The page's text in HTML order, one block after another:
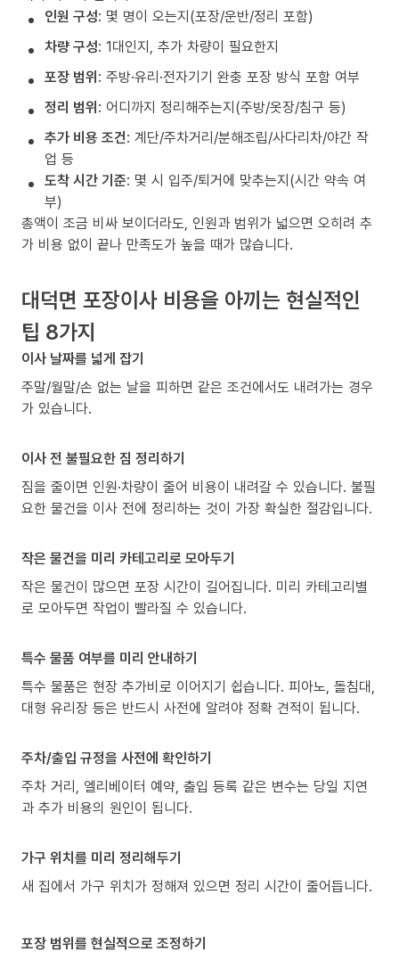
인원 구성: 몇 명이 오는지(포장/운반/정리 포함)
차량 구성: 1대인지, 추가 차량이 필요한지
포장 범위: 주방·유리·전자기기 완충 포장 방식 포함 여부
정리 범위: 어디까지 정리해주는지(주방/옷장/침구 등)
추가 비용 조건: 계단/주차거리/분해조립/사다리차/야간 작
업 등
도착 시간 기준: 몇 시 입주/퇴거에 맞추는지(시간 약속 여
부)
총액이 조금 비싸 보이더라도, 인원과 범위가 넓으면 오히려 추
가 비용 없이 끝나 만족도가 높을 때가 많습니다.
대덕면 포장이사 비용을 아끼는 현실적인
팁 8가지
이사 날짜를 넓게 잡기
주말/월말/손 없는 날을 피하면 같은 조건에서도 내려가는 경우
가 있습니다.
이사 전 불필요한 짐 정리하기
짐을 줄이면 인원·차량이 줄어 비용이 내려갈 수 있습니다. 불필
요한 물건을 이사 전에 정리하는 것이 가장 확실한 절감입니다.
작은 물건을 미리 카테고리로 모아두기
작은 물건이 많으면 포장 시간이 길어집니다. 미리 카테고리별
로 모아두면 작업이 빨라질 수 있습니다.
특수 물품 여부를 미리 안내하기
특수 물품은 현장 추가비로 이어지기 쉽습니다. 피아노, 돌침대,
대형 유리장 등은 반드시 사전에 알려야 정확 견적이 됩니다.
주차/출입 규정을 사전에 확인하기
주차 거리, 엘리베이터 예약, 출입 등록 같은 변수는 당일 지연
과 추가 비용의 원인이 됩니다.
가구 위치를 미리 정리해두기
새 집에서 가구 위치가 정해져 있으면 정리 시간이 줄어듭니다.
포장 범위를 현실적으로 조정하기